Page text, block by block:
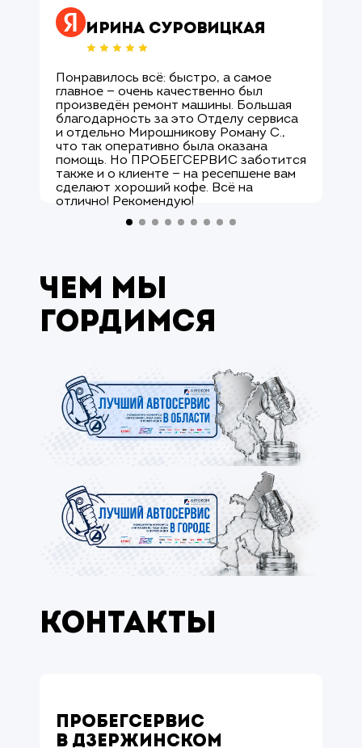
Ирина Суровицкая
Понравилось всё: быстро, а самое
главное — очень качественно был
произведён ремонт машины. Большая
благодарность за это Отделу сервиса
и отдельно Мирошникову Роману С.,
что так оперативно была оказана
помощь. Но ПРОБЕГСЕРВИС заботится
также и о клиенте — на ресепшене вам
сделают хороший кофе. Всё на
отлично! Рекомендую!
Чем мы
гордимся
Контакты
ПРОБЕГСЕРВИС
В ДЗЕРЖИНСКОМ